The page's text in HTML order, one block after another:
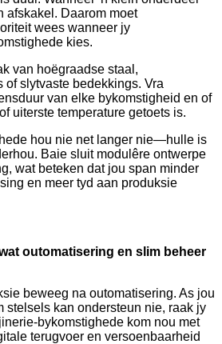
afskakel. Daarom moet
wees wanneer jy
kies.
van hoëgraadse staal,
of slytvaste bedekkings. Vra
van elke bykomstigheid en of
uiterste temperature getoets is.
hou nie net langer nie—hulle is
Baie sluit modulêre ontwerpe
wat beteken dat jou span minder
en meer tyd aan produksie
outomatisering en slim beheer
beweeg na outomatisering. As jou
stelsels kan ondersteun nie, raak jy
bykomstighede kom nou met
terugvoer en versoenbaarheid